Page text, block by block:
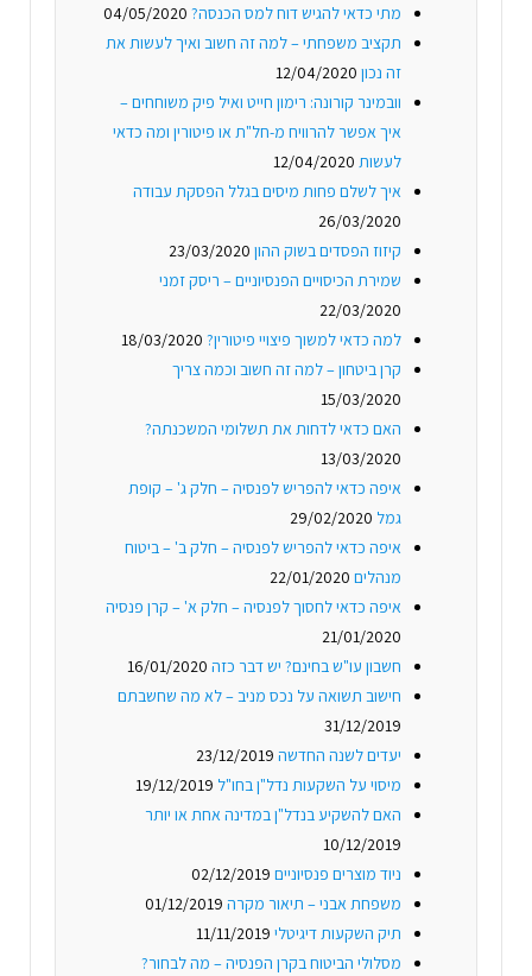
מתי כדאי להגיש דוח למס הכנסה? 04/05/2020
תקציב משפחתי – למה זה חשוב ואיך לעשות את
זה נכון 12/04/2020
וובמינר קורונה: רימון חייט ואיל פיק משוחחים –
איך אפשר להרוויח מ-חל"ת או פיטורין ומה כדאי
לעשות 12/04/2020
איך לשלם פחות מיסים בגלל הפסקת עבודה
26/03/2020
קיזוז הפסדים בשוק ההון 23/03/2020
שמירת הכיסויים הפנסיוניים – ריסק זמני
22/03/2020
למה כדאי למשוך פיצויי פיטורין? 18/03/2020
קרן ביטחון – למה זה חשוב וכמה צריך
15/03/2020
האם כדאי לדחות את תשלומי המשכנתה?
13/03/2020
איפה כדאי להפריש לפנסיה – חלק ג' – קופת
גמל 29/02/2020
איפה כדאי להפריש לפנסיה – חלק ב' – ביטוח
מנהלים 22/01/2020
איפה כדאי לחסוך לפנסיה – חלק א' – קרן פנסיה
21/01/2020
חשבון עו"ש בחינם? יש דבר כזה 16/01/2020
חישוב תשואה על נכס מניב – לא מה שחשבתם
31/12/2019
יעדים לשנה החדשה 23/12/2019
מיסוי על השקעות נדל"ן בחו"ל 19/12/2019
האם להשקיע בנדל"ן במדינה אחת או יותר
10/12/2019
ניוד מוצרים פנסיוניים 02/12/2019
משפחת אבני – תיאור מקרה 01/12/2019
תיק השקעות דיגיטלי 11/11/2019
מסלולי הביטוח בקרן הפנסיה – מה לבחור?